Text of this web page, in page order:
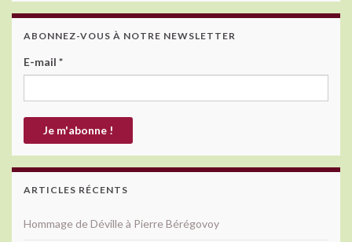
ABONNEZ-VOUS À NOTRE NEWSLETTER
E-mail *
ARTICLES RÉCENTS
Hommage de Déville à Pierre Bérégovoy